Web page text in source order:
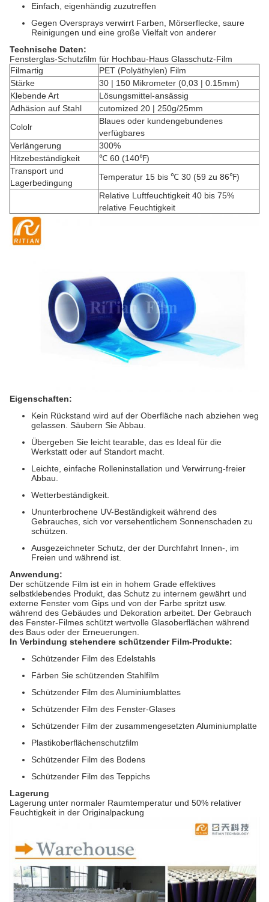
Einfach, eigenhändig zuzutreffen
Gegen Oversprays verwirrt Farben, Mörserflecke, saure
Reinigungen und eine große Vielfalt von anderer
Technische Daten:
Fensterglas-Schutzfilm für Hochbau-Haus Glasschutz-Film
Filmartig
PET (Polyäthylen) Film
Stärke
30 | 150 Mikrometer (0,03 | 0.15mm)
Klebende Art
Lösungsmittel-ansässig
Adhäsion auf Stahl
cutomized 20 | 250g/25mm
Cololr
Blaues oder kundengebundenes
verfügbares
Verlängerung
300%
Hitzebeständigkeit
℃ 60 (140℉)
Transport und
Lagerbedingung
Temperatur 15 bis ℃ 30 (59 zu 86℉)
Relative Luftfeuchtigkeit 40 bis 75%
relative Feuchtigkeit
Eigenschaften:
Kein Rückstand wird auf der Oberfläche nach abziehen weg
gelassen. Säubern Sie Abbau.
Übergeben Sie leicht tearable, das es Ideal für die
Werkstatt oder auf Standort macht.
Leichte, einfache Rolleninstallation und Verwirrung-freier
Abbau.
Wetterbeständigkeit.
Ununterbrochene UV-Beständigkeit während des
Gebrauches, sich vor versehentlichem Sonnenschaden zu
schützen.
Ausgezeichneter Schutz, der der Durchfahrt Innen-, im
Freien und während ist.
Anwendung:
Der schützende Film ist ein in hohem Grade effektives
selbstklebendes Produkt, das Schutz zu internem gewährt und
externe Fenster vom Gips und von der Farbe spritzt usw.
während des Gebäudes und Dekoration arbeitet. Der Gebrauch
des Fenster-Filmes schützt wertvolle Glasoberflächen während
des Baus oder der Erneuerungen.
In Verbindung stehendere schützender Film-Produkte:
Schützender Film des Edelstahls
Färben Sie schützenden Stahlfilm
Schützender Film des Aluminiumblattes
Schützender Film des Fenster-Glases
Schützender Film der zusammengesetzten Aluminiumplatte
Plastikoberflächenschutzfilm
Schützender Film des Bodens
Schützender Film des Teppichs
Lagerung
Lagerung unter normaler Raumtemperatur und 50% relativer
Feuchtigkeit in der Originalpackung